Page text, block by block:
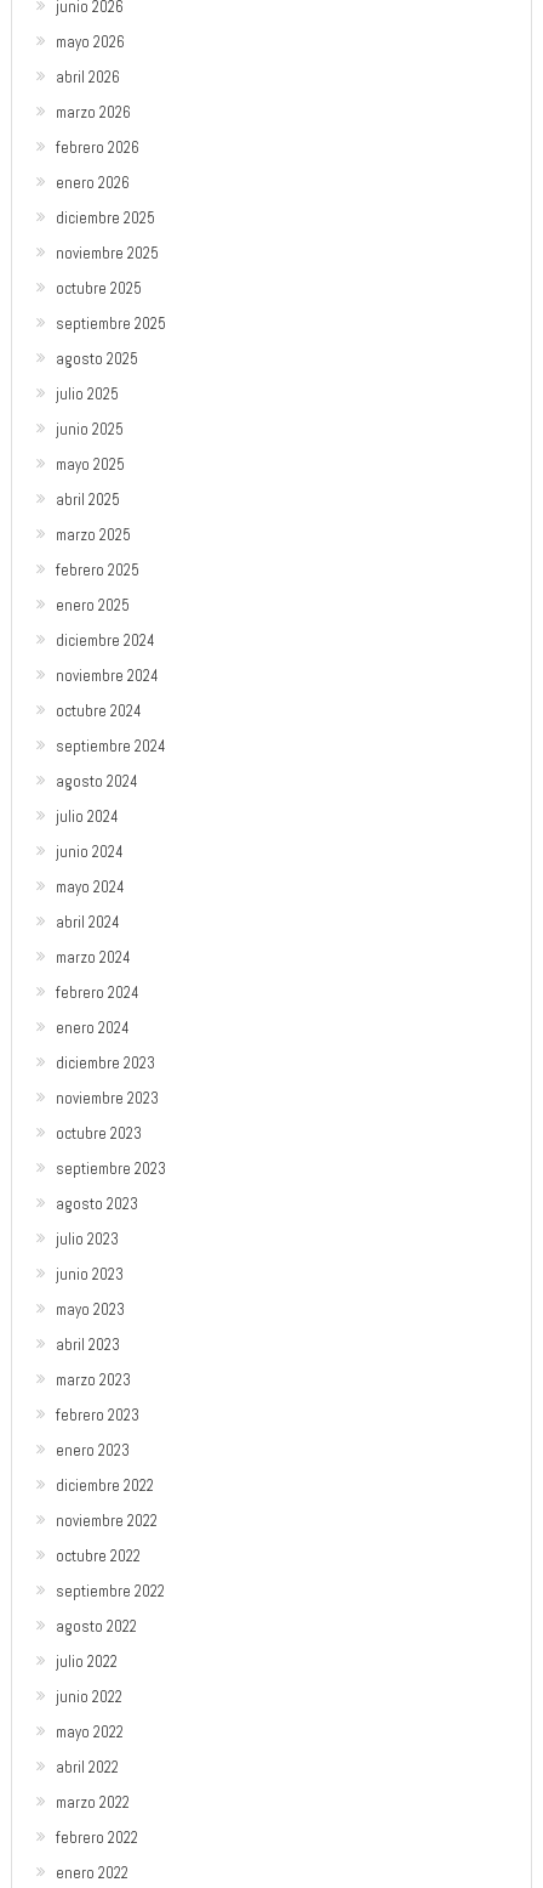
junio 2026
mayo 2026
abril 2026
marzo 2026
febrero 2026
enero 2026
diciembre 2025
noviembre 2025
octubre 2025
septiembre 2025
agosto 2025
julio 2025
junio 2025
mayo 2025
abril 2025
marzo 2025
febrero 2025
enero 2025
diciembre 2024
noviembre 2024
octubre 2024
septiembre 2024
agosto 2024
julio 2024
junio 2024
mayo 2024
abril 2024
marzo 2024
febrero 2024
enero 2024
diciembre 2023
noviembre 2023
octubre 2023
septiembre 2023
agosto 2023
julio 2023
junio 2023
mayo 2023
abril 2023
marzo 2023
febrero 2023
enero 2023
diciembre 2022
noviembre 2022
octubre 2022
septiembre 2022
agosto 2022
julio 2022
junio 2022
mayo 2022
abril 2022
marzo 2022
febrero 2022
enero 2022